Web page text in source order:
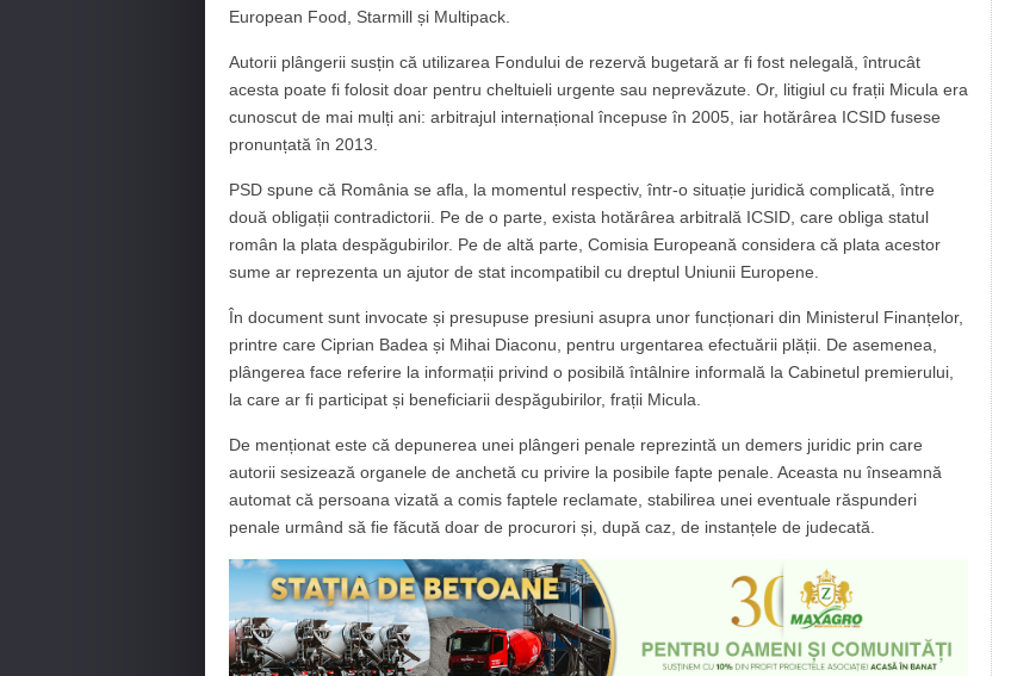
European Food, Starmill și Multipack.
Autorii plângerii susțin că utilizarea Fondului de rezervă bugetară ar fi fost nelegală, întrucât
acesta poate fi folosit doar pentru cheltuieli urgente sau neprevăzute. Or, litigiul cu frații Micula era
cunoscut de mai mulți ani: arbitrajul internațional începuse în 2005, iar hotărârea ICSID fusese
pronunțată în 2013.
PSD spune că România se afla, la momentul respectiv, într-o situație juridică complicată, între
două obligații contradictorii. Pe de o parte, exista hotărârea arbitrală ICSID, care obliga statul
român la plata despăgubirilor. Pe de altă parte, Comisia Europeană considera că plata acestor
sume ar reprezenta un ajutor de stat incompatibil cu dreptul Uniunii Europene.
În document sunt invocate și presupuse presiuni asupra unor funcționari din Ministerul Finanțelor,
printre care Ciprian Badea și Mihai Diaconu, pentru urgentarea efectuării plății. De asemenea,
plângerea face referire la informații privind o posibilă întâlnire informală la Cabinetul premierului,
la care ar fi participat și beneficiarii despăgubirilor, frații Micula.
De menționat este că depunerea unei plângeri penale reprezintă un demers juridic prin care
autorii sesizează organele de anchetă cu privire la posibile fapte penale. Aceasta nu înseamnă
automat că persoana vizată a comis faptele reclamate, stabilirea unei eventuale răspunderi
penale urmând să fie făcută doar de procurori și, după caz, de instanțele de judecată.